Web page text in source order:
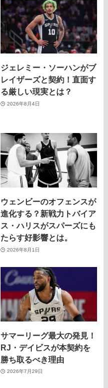
ジェレミー・ソーハンがブ
レイザーズと契約！直面す
る厳しい現実とは？
2026年8月4日
ウェンビーのオフェンスが
進化する？新戦力トバイア
ス・ハリスがスパーズにも
たらす好影響とは。
2026年8月1日
サマーリーグ最大の発見！
RJ・デイビスが本契約を
勝ち取るべき理由
2026年7月29日